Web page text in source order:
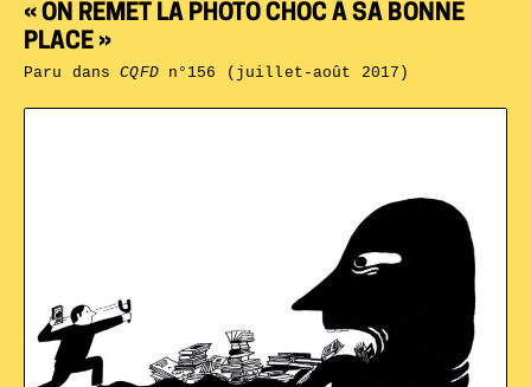
« ON REMET LA PHOTO CHOC À SA BONNE
PLACE »
Paru dansCQFDn°156 (juillet-août 2017)